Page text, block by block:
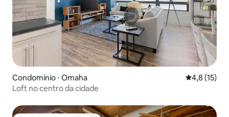
Condomínio ⋅ Omaha 4,8 de uma
4,8 (15)
Loft no centro da cidade